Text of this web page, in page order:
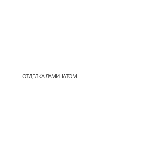
ОТДЕЛКА ЛАМИНАТОМ